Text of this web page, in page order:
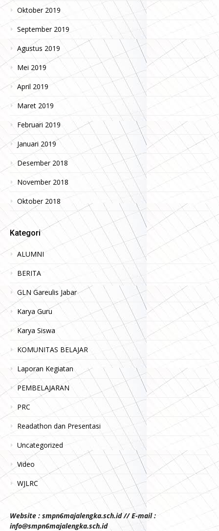
Oktober 2019
September 2019
Agustus 2019
Mei 2019
April 2019
Maret 2019
Februari 2019
Januari 2019
Desember 2018
November 2018
Oktober 2018
Kategori
ALUMNI
BERITA
GLN Gareulis Jabar
Karya Guru
Karya Siswa
KOMUNITAS BELAJAR
Laporan Kegiatan
PEMBELAJARAN
PRC
Readathon dan Presentasi
Uncategorized
Video
WJLRC
Website : smpn6majalengka.sch.id // E-mail :
info@smpn6majalengka.sch.id